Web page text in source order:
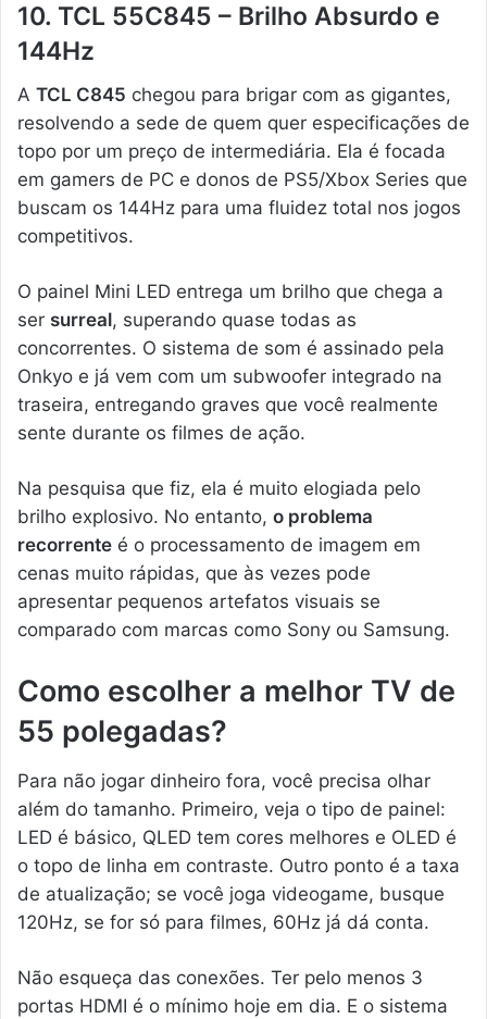
10. TCL 55C845 – Brilho Absurdo e
144Hz
A TCL C845 chegou para brigar com as gigantes,
resolvendo a sede de quem quer especificações de
topo por um preço de intermediária. Ela é focada
em gamers de PC e donos de PS5/Xbox Series que
buscam os 144Hz para uma fluidez total nos jogos
competitivos.
O painel Mini LED entrega um brilho que chega a
ser surreal, superando quase todas as
concorrentes. O sistema de som é assinado pela
Onkyo e já vem com um subwoofer integrado na
traseira, entregando graves que você realmente
sente durante os filmes de ação.
Na pesquisa que fiz, ela é muito elogiada pelo
brilho explosivo. No entanto, o problema
recorrente é o processamento de imagem em
cenas muito rápidas, que às vezes pode
apresentar pequenos artefatos visuais se
comparado com marcas como Sony ou Samsung.
Como escolher a melhor TV de
55 polegadas?
Para não jogar dinheiro fora, você precisa olhar
além do tamanho. Primeiro, veja o tipo de painel:
LED é básico, QLED tem cores melhores e OLED é
o topo de linha em contraste. Outro ponto é a taxa
de atualização; se você joga videogame, busque
120Hz, se for só para filmes, 60Hz já dá conta.
Não esqueça das conexões. Ter pelo menos 3
portas HDMI é o mínimo hoje em dia. E o sistema